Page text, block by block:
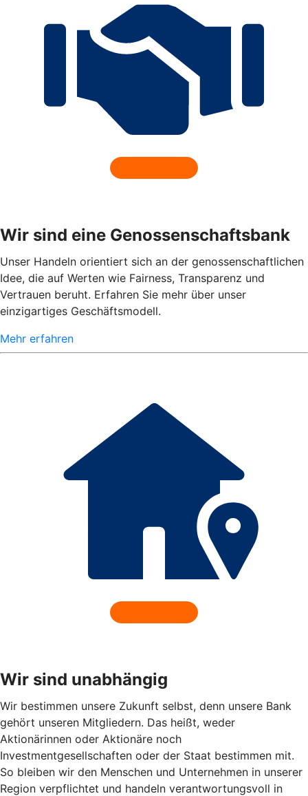
Wir sind eine Genossenschaftsbank
Unser Handeln orientiert sich an der genossenschaftlichen
Idee, die auf Werten wie Fairness, Transparenz und
Vertrauen beruht. Erfahren Sie mehr über unser
einzigartiges Geschäftsmodell.
Mehr erfahren
Wir sind unabhängig
Wir bestimmen unsere Zukunft selbst, denn unsere Bank
gehört unseren Mitgliedern. Das heißt, weder
Aktionärinnen oder Aktionäre noch
Investmentgesellschaften oder der Staat bestimmen mit.
So bleiben wir den Menschen und Unternehmen in unserer
Region verpflichtet und handeln verantwortungsvoll in